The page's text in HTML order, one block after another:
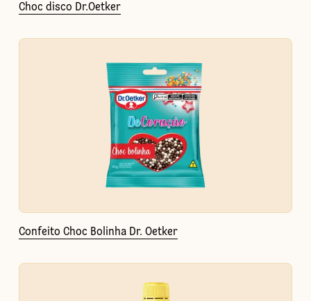
Choc disco Dr.Oetker
Confeito Choc Bolinha Dr. Oetker